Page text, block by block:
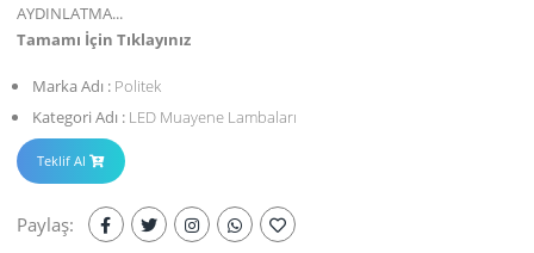
AYDINLATMA...
Tamamı İçin Tıklayınız
Marka Adı : Politek
Kategori Adı : LED Muayene Lambaları
Teklif Al
Paylaş: